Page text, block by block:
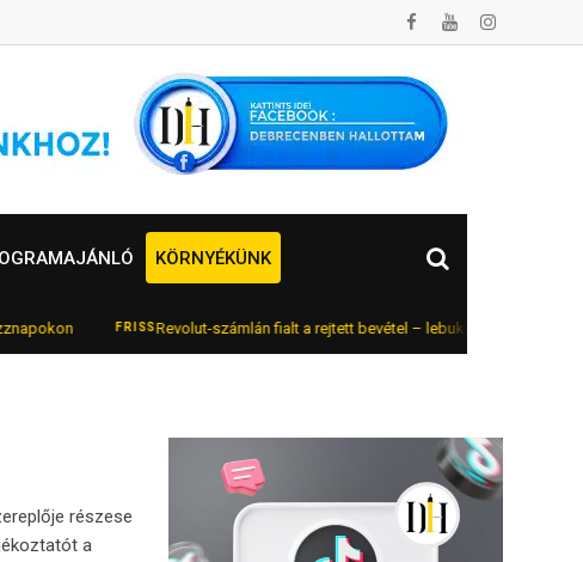
KÖRNYÉKÜNK
FRISS Revolut-számlán fialt a rejtett bevétel – lebukott az online
részese
a